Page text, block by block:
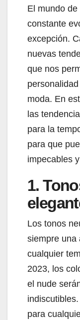
El mundo
constante
excepción.
nuevas
que nos
moda. En
las
para la
para que
impecables
1.
Los tonos
siempre una
cualquier
2023, los
el nude
para